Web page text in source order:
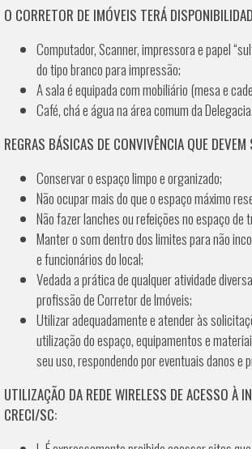
O CORRETOR DE IMÓVEIS TERÁ
Computador, Scanner, impressora e papel
do tipo branco para impressão;
A sala é equipada com mobiliário (mesa e
Café, chá e água na área comum da Delegacia.
REGRAS BÁSICAS DE CONVIVÊNCIA QUE DEVEM
Conservar o espaço limpo e organizado;
Não ocupar mais do que o espaço máximo
Não fazer lanches ou refeições no espaço de
Manter o som dentro dos limites para não
e funcionários do local;
Vedada a prática de qualquer atividade
profissão de Corretor de Imóveis;
Utilizar adequadamente e atender às
utilização do espaço, equipamentos e
seu uso, respondendo por eventuais danos e
UTILIZAÇÃO DA REDE WIRELESS DE ACESSO À
CRECI/SC: